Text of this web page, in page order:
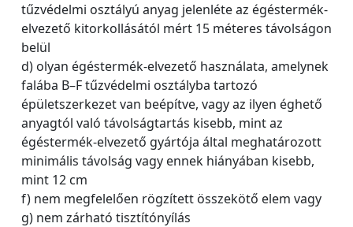
tűzvédelmi osztályú anyag jelenléte az égéstermék-
elvezető kitorkollásától mért 15 méteres távolságon
belül
d) olyan égéstermék-elvezető használata, amelynek
falába B–F tűzvédelmi osztályba tartozó
épületszerkezet van beépítve, vagy az ilyen éghető
anyagtól való távolságtartás kisebb, mint az
égéstermék-elvezető gyártója által meghatározott
minimális távolság vagy ennek hiányában kisebb,
mint 12 cm
f) nem megfelelően rögzített összekötő elem vagy
g) nem zárható tisztítónyílás